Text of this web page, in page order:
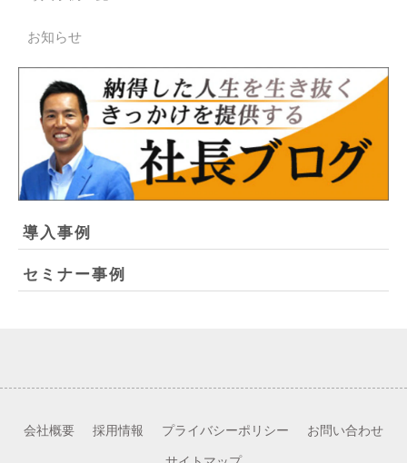
お知らせ
導入事例
セミナー事例
会社概要 採用情報 プライバシーポリシー お問い合わせ